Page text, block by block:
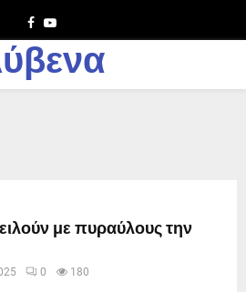
Facebook
Youtube
με πυραύλους την
0 180